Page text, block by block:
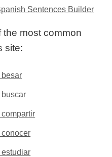
Sentences Builder
the most common
site: